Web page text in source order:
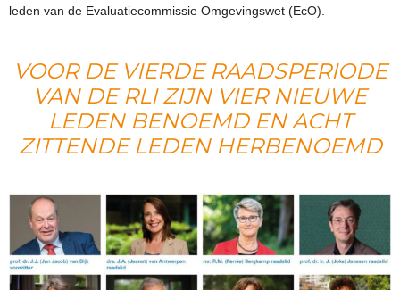
leden van de Evaluatiecommissie Omgevingswet (EcO).
VOOR DE VIERDE RAADSPERIODE
VAN DE RLI ZIJN VIER NIEUWE
LEDEN BENOEMD EN ACHT
ZITTENDE LEDEN HERBENOEMD